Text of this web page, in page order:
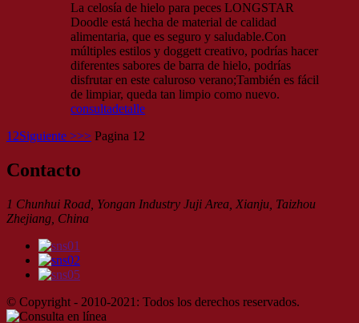
La celosía de hielo para peces LONGSTAR
Doodle está hecha de material de calidad
alimentaria, que es seguro y saludable.Con
múltiples estilos y doggett creativo, podrías hacer
diferentes sabores de barra de hielo, podrías
disfrutar en este caluroso verano;También es fácil
de limpiar, queda tan limpio como nuevo.
consultadetalle
1 2Siguiente >>> Pagina 12
Contacto
1 Chunhui Road, Yongan Industry Juji Area, Xianju, Taizhou
Zhejiang, China
© Copyright - 2010-2021: Todos los derechos reservados.